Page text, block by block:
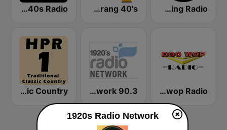
Big Blue Swing Radio
Boomerang 40's
1940s Radio
Doowop Radio
The 1920's Radio Network 90.3
HPR1: Traditional Classic Country
1920s Radio Network